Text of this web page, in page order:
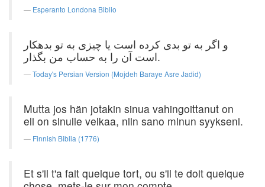
Esperanto Londona Biblio
و اگر به تو بدی كرده است یا چیزی به تو بدهكار
است آن را به حساب من بگذار.
Today's Persian Version (Mojdeh Baraye Asre Jadid)
Mutta jos hän jotakin sinua vahingoittanut on
eli on sinulle velkaa, niin sano minun syykseni.
Finnish Biblia (1776)
Et s'il t'a fait quelque tort, ou s'il te doit quelque